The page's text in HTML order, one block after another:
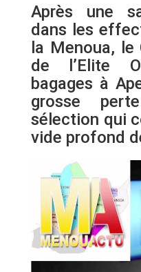
Après une
dans les
la Menoua, le
de l’Elite
bagages à
grosse
sélection qui
vide profond